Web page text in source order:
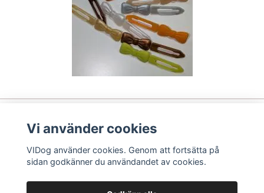
Läs mer
Sociala medier
Vi använder cookies
VIDog använder cookies. Genom att fortsätta på
sidan godkänner du användandet av cookies.